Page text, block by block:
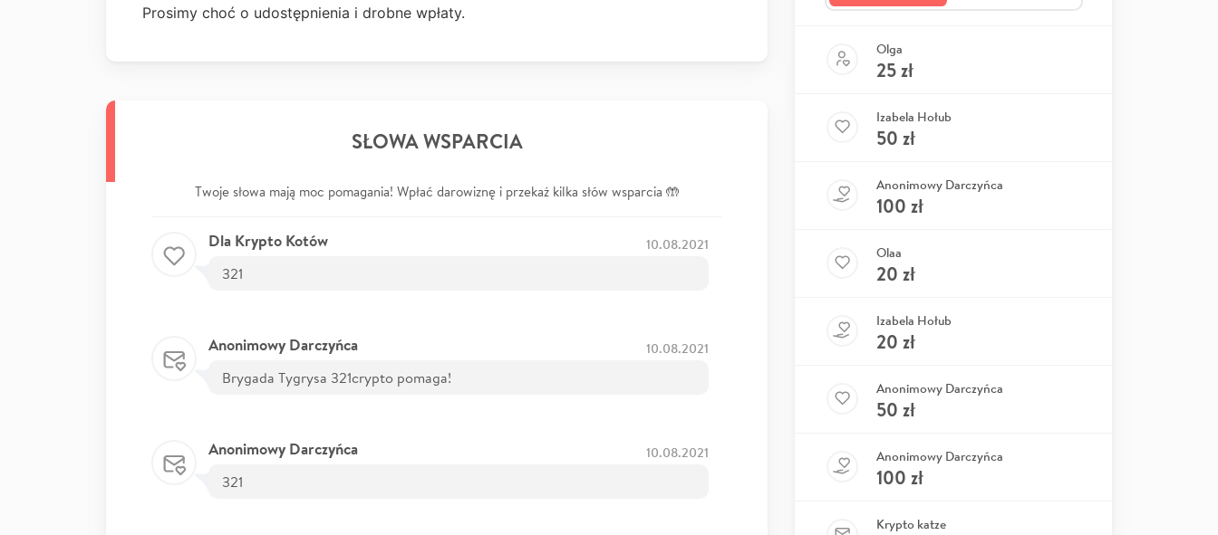
Prosimy choć o udostępnienia i drobne wpłaty.
SŁOWA WSPARCIA
Twoje słowa mają moc pomagania! Wpłać darowiznę i przekaż kilka słów wsparcia 🤲
Dla Krypto Kotów 10.08.2021
321
Anonimowy Darczyńca 10.08.2021
Brygada Tygrysa 321crypto pomaga!
Anonimowy Darczyńca 10.08.2021
321
Olga
25zł
Izabela Hołub
50 zł
Anonimowy Darczyńca
100 zł
Olaa
20 zł
Izabela Hołub
20 zł
Anonimowy Darczyńca
50 zł
Anonimowy Darczyńca
100 zł
Krypto katze